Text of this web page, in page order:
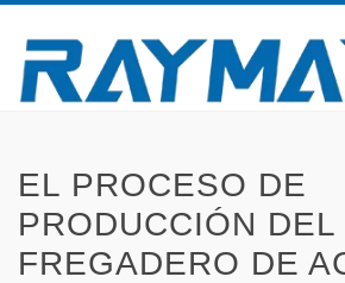
EL PROCESO DE
PRODUCCIÓN DEL
FREGADERO DE